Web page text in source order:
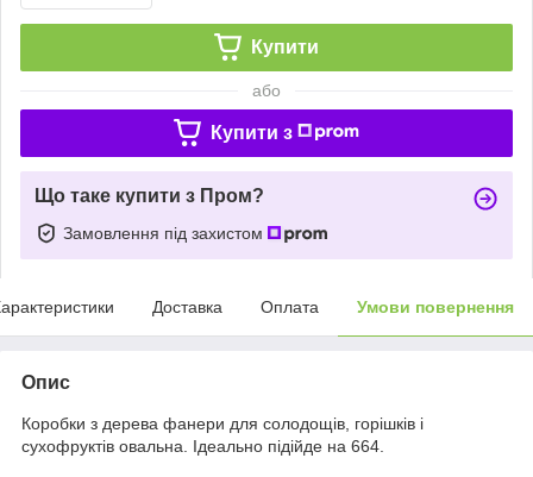
Купити
або
Купити з
Що таке купити з Пром?
Замовлення під захистом
Доставка Оплата Умови повернення
Опис
Коробки з дерева фанери для солодощів, горішків і
сухофруктів овальна. Ідеально підійде на 664.